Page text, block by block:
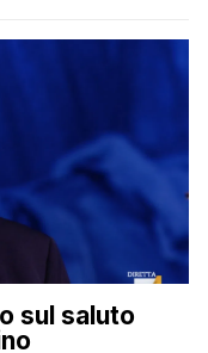
sul saluto